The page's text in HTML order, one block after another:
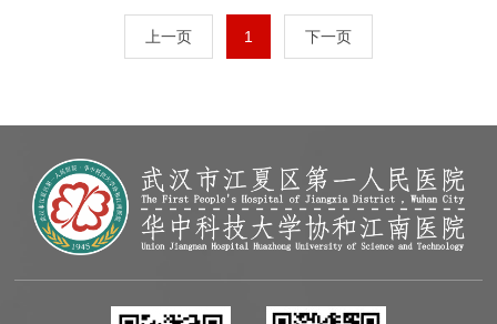
上一页 1 下一页